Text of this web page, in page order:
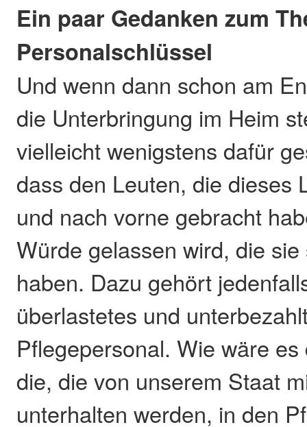
Ein paar Gedanken zum
Personalschlüssel
Und wenn dann schon am
die Unterbringung im Heim
vielleicht wenigstens dafür
dass den Leuten, die dieses
und nach vorne gebracht
Würde gelassen wird, die
haben. Dazu gehört
überlastetes und
Pflegepersonal. Wie wäre
die, die von unserem Staat
unterhalten werden, in den